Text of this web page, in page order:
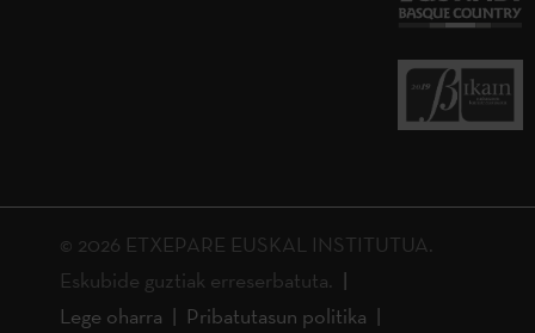
© 2026 ETXEPARE EUSKAL INSTITUTUA.
Eskubide guztiak erreserbatuta.
Lege oharra
Pribatutasun politika